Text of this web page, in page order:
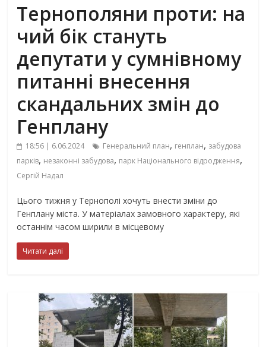
Тернополяни проти: на
чий бік стануть
депутати у сумнівному
питанні внесення
скандальних змін до
Генплану
18:56 | 6.06.2024 Генеральний план, генплан, забудова
парків, незаконні забудова, парк Національного відродження,
Сергій Надал
Цього тижня у Тернополі хочуть внести зміни до
Генплану міста. У матеріалах замовного характеру, які
останнім часом ширили в місцевому
Читати далі